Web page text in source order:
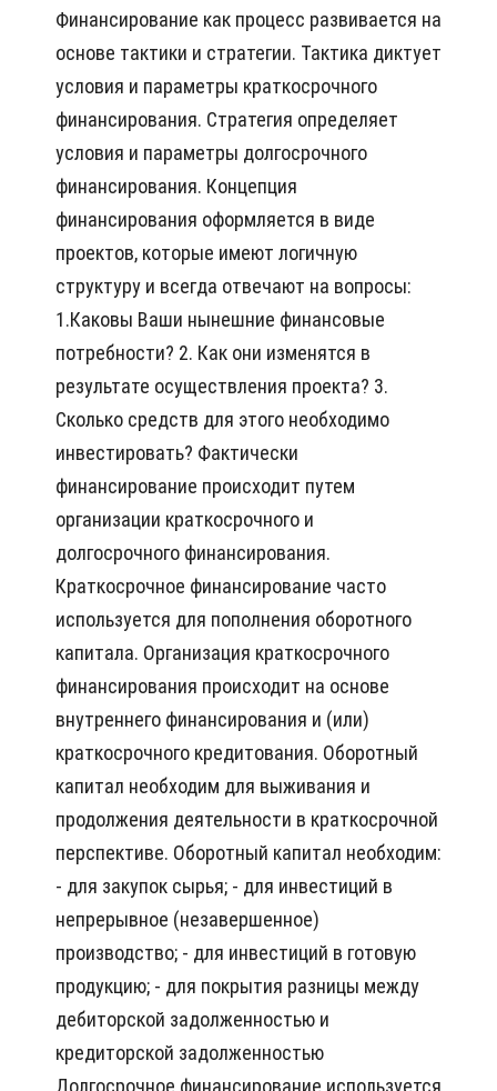
Финансирование как процесс развивается на
основе тактики и стратегии. Тактика диктует
условия и параметры краткосрочного
финансирования. Стратегия определяет
условия и параметры долгосрочного
финансирования. Концепция
финансирования оформляется в виде
проектов, которые имеют логичную
структуру и всегда отвечают на вопросы:
1.Каковы Ваши нынешние финансовые
потребности? 2. Как они изменятся в
результате осуществления проекта? 3.
Сколько средств для этого необходимо
инвестировать? Фактически
финансирование происходит путем
организации краткосрочного и
долгосрочного финансирования.
Краткосрочное финансирование часто
используется для пополнения оборотного
капитала. Организация краткосрочного
финансирования происходит на основе
внутреннего финансирования и (или)
краткосрочного кредитования. Оборотный
капитал необходим для выживания и
продолжения деятельности в краткосрочной
перспективе. Оборотный капитал необходим:
- для закупок сырья; - для инвестиций в
непрерывное (незавершенное)
производство; - для инвестиций в готовую
продукцию; - для покрытия разницы между
дебиторской задолженностью и
кредиторской задолженностью
Долгосрочное финансирование используется